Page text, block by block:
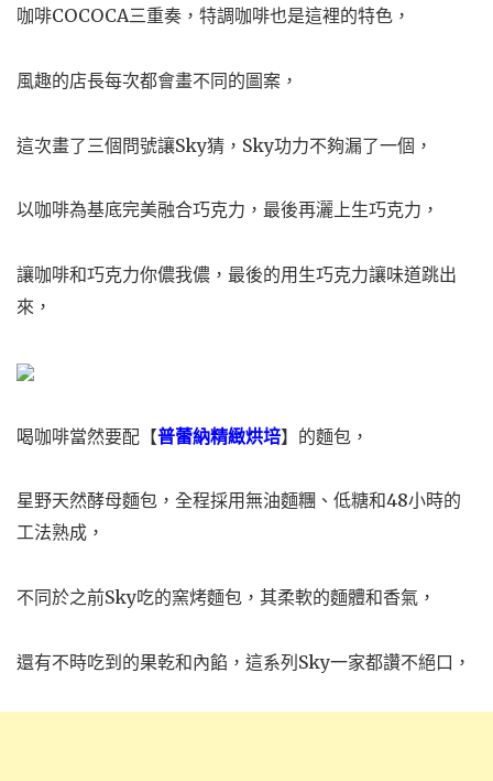
咖啡COCOCA三重奏，特調咖啡也是這裡的特色，
風趣的店長每次都會畫不同的圖案，
這次畫了三個問號讓Sky猜，Sky功力不夠漏了一個，
以咖啡為基底完美融合巧克力，最後再灑上生巧克力，
讓咖啡和巧克力你儂我儂，最後的用生巧克力讓味道跳出
來，
喝咖啡當然要配【普蕾納精緻烘培】的麵包，
星野天然酵母麵包，全程採用無油麵糰、低糖和48小時的
工法熟成，
不同於之前Sky吃的窯烤麵包，其柔軟的麵體和香氣，
還有不時吃到的果乾和內餡，這系列Sky一家都讚不絕口，